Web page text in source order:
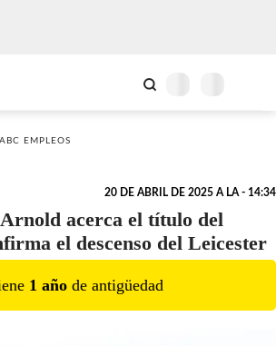
ABC EMPLEOS
20 DE ABRIL DE 2025 A LA - 14:34
acerca el título del
el descenso del Leicester
1 año de antigüedad